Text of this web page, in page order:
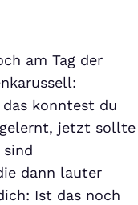
am Tag der
konntest du
jetzt sollte
dann lauter
Ist das noch